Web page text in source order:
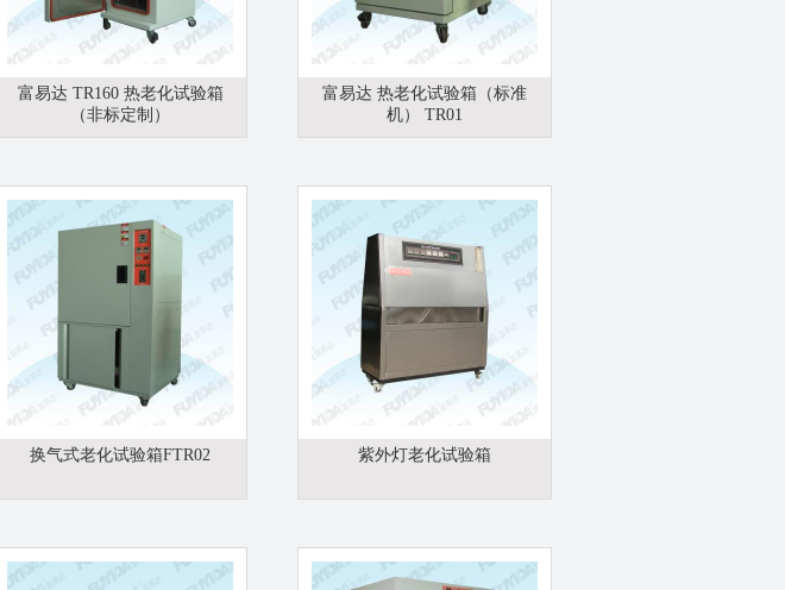
富易达 TR160 热老化试验箱
（非标定制）
富易达 热老化试验箱（标准
机） TR01
换气式老化试验箱FTR02 紫外灯老化试验箱